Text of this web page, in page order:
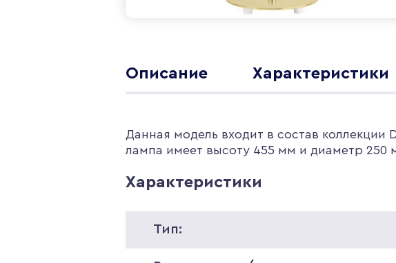
Описание Характеристики
Данная модель входит в состав коллекции
лампа имеет высоту 455 мм и диаметр 250
Характеристики
Тип: